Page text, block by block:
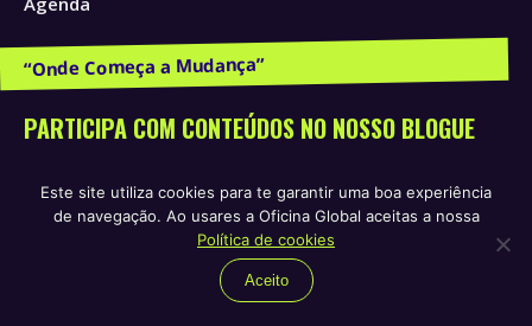
Publicações e Recursos
PARTICIPA COM CONTEÚDOS NO NOSSO BLOGUE
info@oficinaglobal.org
Não deixes que te escape nada. Assine já a nossa
Este site utiliza cookies para te garantir uma boa experiência
de navegação. Ao usares a Oficina Global aceitas a nossa
Política de cookies
Aceito